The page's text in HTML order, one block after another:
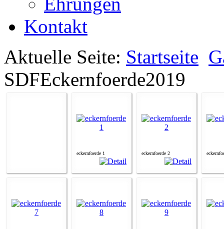
Kontakt
Aktuelle Seite: Startseite
SDFEckernfoerde2019
eckernfoerde 1 eckernfoerde 2